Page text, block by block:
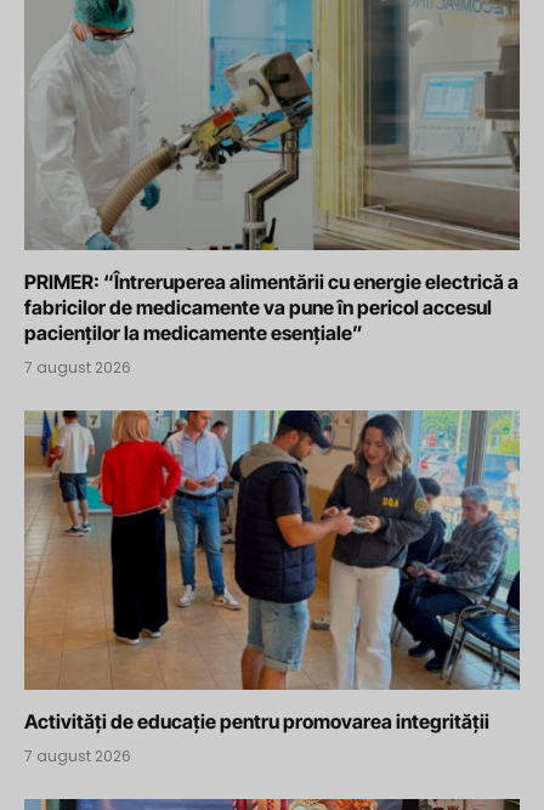
PRIMER: “Întreruperea alimentării cu energie electrică a
fabricilor de medicamente va pune în pericol accesul
pacienților la medicamente esențiale”
7 august 2026
Activități de educație pentru promovarea integrității
7 august 2026